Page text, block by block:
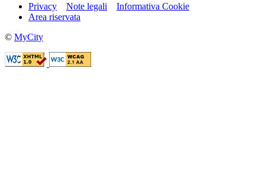
Privacy
Note legali
Informativa Cookie
Area riservata
© MyCity